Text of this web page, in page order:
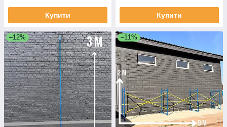
Купити Купити
–12% –11%